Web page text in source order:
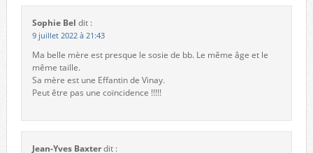
Sophie Bel dit :
9 juillet 2022 à 21:43
Ma belle mère est presque le sosie de bb. Le même âge et le
même taille.
Sa mère est une Effantin de Vinay.
Peut être pas une coïncidence !!!!!
Jean-Yves Baxterdit :